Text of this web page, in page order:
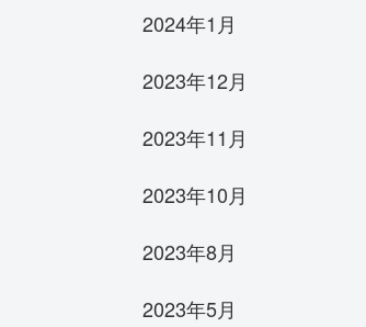
2024年1月
2023年12月
2023年11月
2023年10月
2023年8月
2023年5月